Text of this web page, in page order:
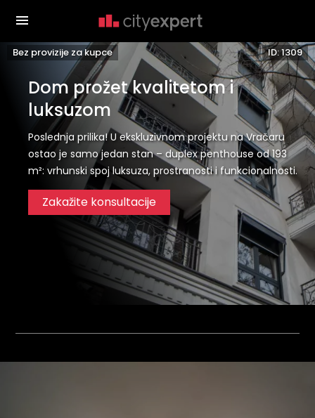
ID: 1309
Bez provizije za kupce
Dom prožet kvalitetom i
luksuzom
Poslednja prilika! U ekskluzivnom projektu na Vračaru
ostao je samo jedan stan – duplex penthouse od 193
m²: vrhunski spoj luksuza, prostranosti i funkcionalnosti.
Zakažite konsultacije